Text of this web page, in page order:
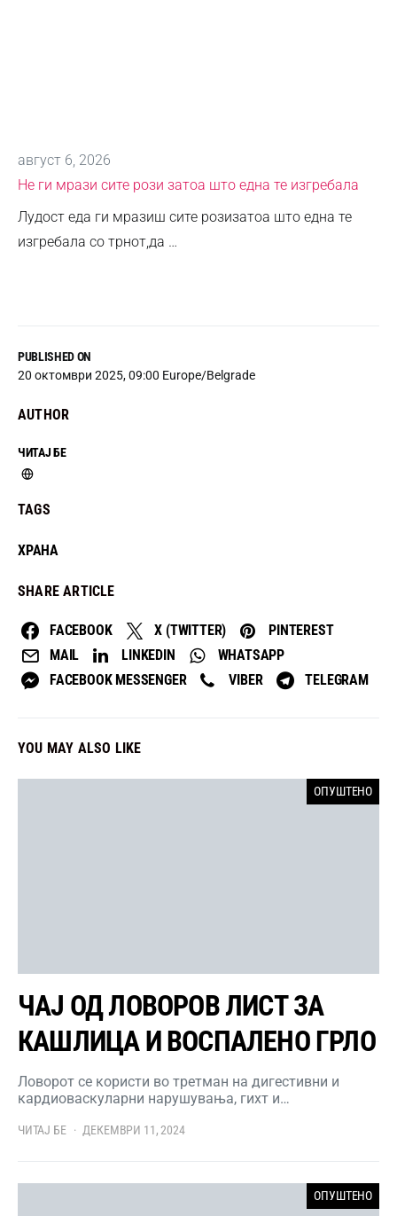
PUBLISHED ON
20 октомври 2025, 09:00 Europe/Belgrade
AUTHOR
ЧИТАЈ БЕ
TAGS
ХРАНА
SHARE ARTICLE
FACEBOOK X (TWITTER)
PINTEREST
MAIL
LINKEDIN
WHATSAPP
FACEBOOK MESSENGER
VIBER TELEGRAM
август 6, 2026
Не ги мрази сите рози затоа што една те изгребала
Лудост еда ги мразиш сите розизатоа што една те
изгребала со трнот,да …
YOU MAY ALSO LIKE
ОПУШТЕНО
ЧАЈ ОД ЛОВОРОВ ЛИСТ ЗА
КАШЛИЦА И ВОСПАЛЕНО ГРЛО
Ловорот се користи во третман на дигестивни и
кардиоваскуларни нарушувања, гихт и…
ЧИТАЈ БЕ ДЕКЕМВРИ 11, 2024
ОПУШТЕНО